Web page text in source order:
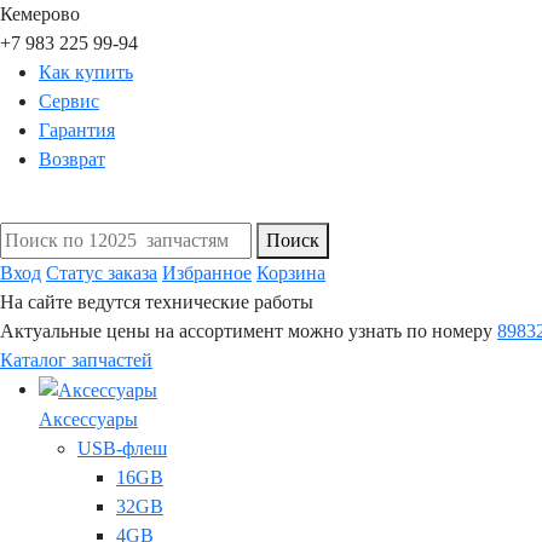
Кемерово
+7 983 225 99-94
Как купить
Сервис
Гарантия
Возврат
Поиск
Вход Статус заказа Избранное Корзина
На сайте ведутся технические работы
Актуальные цены на ассортимент можно узнать по номеру
Каталог запчастей
Аксессуары
USB-флеш
16GB
32GB
4GB